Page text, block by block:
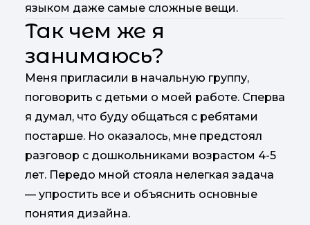
языком даже самые сложные вещи.
Так чем же я
занимаюсь?
Меня пригласили в начальную группу,
поговорить с детьми о моей работе. Сперва
я думал, что буду общаться с ребятами
постарше. Но оказалось, мне предстоял
разговор с дошкольниками возрастом 4-5
лет. Передо мной стояла нелегкая задача
— упростить все и объяснить основные
понятия дизайна.